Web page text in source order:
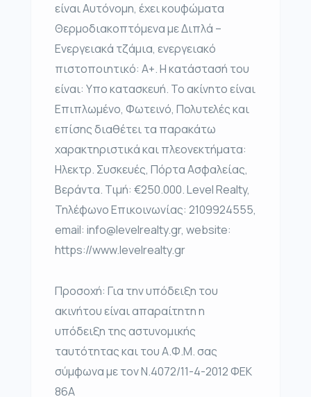
είναι Αυτόνομη, έχει κουφώματα
Θερμοδιακοπτόμενα με Διπλά –
Ενεργειακά τζάμια, ενεργειακό
πιστοποιητικό: Α+. Η κατάστασή του
είναι: Υπο κατασκευή. Το ακίνητο είναι
Επιπλωμένο, Φωτεινό, Πολυτελές και
επίσης διαθέτει τα παρακάτω
χαρακτηριστικά και πλεονεκτήματα:
Ηλεκτρ. Συσκευές, Πόρτα Ασφαλείας,
Βεράντα. Τιμή: €250.000. Level Realty,
Τηλέφωνο Επικοινωνίας: 2109924555,
email: info@levelrealty.gr, website:
https://www.levelrealty.gr
Προσοχή: Για την υπόδειξη του
ακινήτου είναι απαραίτητη η
υπόδειξη της αστυνομικής
ταυτότητας και του Α.Φ.Μ. σας
σύμφωνα με τον Ν.4072/11-4-2012 ΦΕΚ
86Α